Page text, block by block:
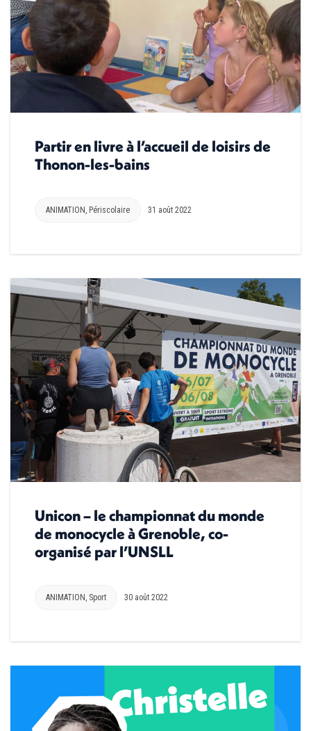
Partir en livre à l’accueil de loisirs de
Thonon-les-bains
ANIMATION , Périscolaire 31 août 2022
Unicon – le championnat du monde
de monocycle à Grenoble, co-
organisé par l’UNSLL
ANIMATION , Sport 30 août 2022